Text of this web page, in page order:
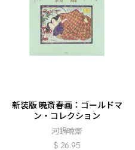
新装版 暁斎春画：ゴールドマ
ン・コレクション
河鍋曉齋
$ 26.95